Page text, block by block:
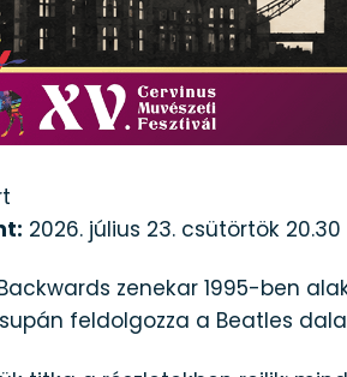
2026. július 23. csütörtök 20.30
zenekar 1995-ben
feldolgozza a Beatles